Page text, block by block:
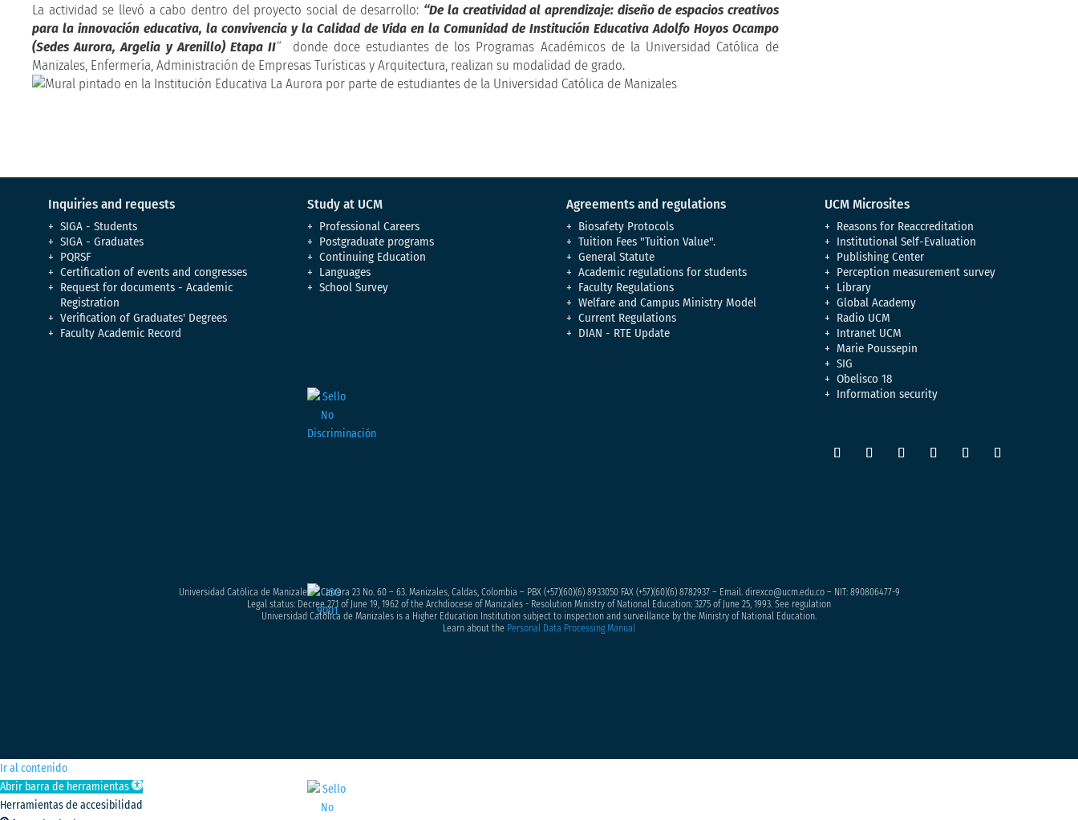
La actividad se llevó a cabo dentro del proyecto social de desarrollo: “De la creatividad al aprendizaje: diseño de espacios creativos
para la innovación educativa, la convivencia y la Calidad de Vida en la Comunidad de Institución Educativa Adolfo Hoyos Ocampo
(Sedes Aurora, Argelia y Arenillo) Etapa II“donde doce estudiantes de los Programas Académicos de la Universidad Católica de
Manizales, Enfermería, Administración de Empresas Turísticas y Arquitectura, realizan su modalidad de grado.
Inquiries and requests
SIGA - Students
SIGA - Graduates
PQRSF
Certification of events and congresses
Request for documents - Academic
Registration
Verification of Graduates' Degrees
Faculty Academic Record
Study at UCM
Professional Careers
Postgraduate programs
Continuing Education
Languages
School Survey
Agreements and regulations
Biosafety Protocols
Tuition Fees "Tuition Value".
General Statute
Academic regulations for students
Faculty Regulations
Welfare and Campus Ministry Model
Current Regulations
DIAN - RTE Update
UCM Microsites
Reasons for Reaccreditation
Institutional Self-Evaluation
Publishing Center
Perception measurement survey
Library
Global Academy
Radio UCM
Intranet UCM
Marie Poussepin
SIG
Obelisco 18
Information security
Universidad Católica de Manizales – Carrera 23 No. 60 – 63. Manizales, Caldas, Colombia – PBX (+57)(60)(6) 8933050FAX (+57)(60)(6) 8782937 – Email. direxco@ucm.edu.co – NIT: 890806477-9
Legal status: Decree 271 of June 19, 1962 of the Archdiocese of Manizales - Resolution Ministry of National Education: 3275 of June 25, 1993. See regulation
Universidad Católica de Manizales is a Higher Education Institution subject to inspection and surveillance by the Ministry of National Education.
Learn about the Personal Data Processing Manual
Ir al contenido
Abrir barra de herramientas
Herramientas de accesibilidad